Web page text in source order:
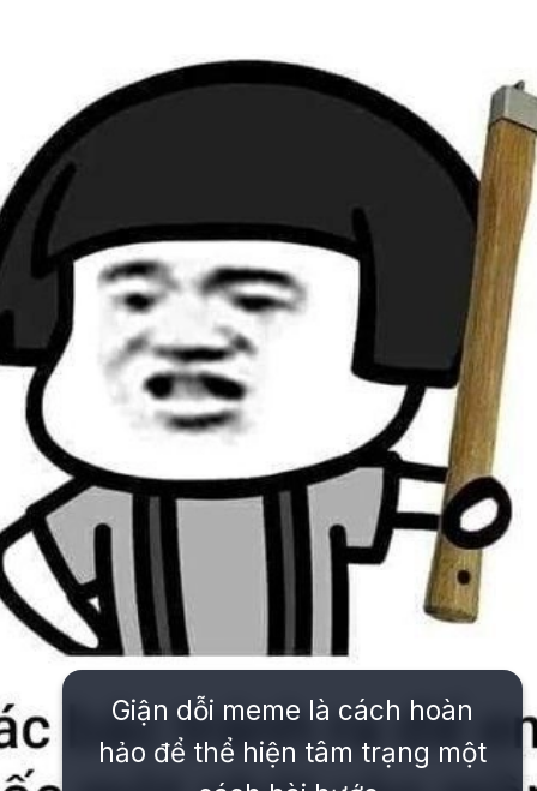
Giận dỗi meme là cách hoàn
hảo để thể hiện tâm trạng một